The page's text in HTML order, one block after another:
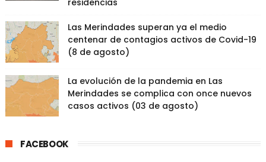
residencias
Las Merindades superan ya el medio
centenar de contagios activos de Covid-19
(8 de agosto)
La evolución de la pandemia en Las
Merindades se complica con once nuevos
casos activos (03 de agosto)
FACEBOOK